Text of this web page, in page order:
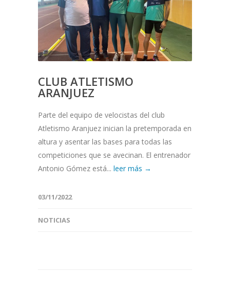
CLUB ATLETISMO
ARANJUEZ
Parte del equipo de velocistas del club
Atletismo Aranjuez inician la pretemporada en
altura y asentar las bases para todas las
competiciones que se avecinan. El entrenador
Antonio Gómez está... leer más →
03/11/2022
NOTICIAS